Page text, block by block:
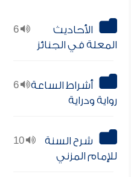
6
الأحاديث
المعلة في الجنائز
6
أشراط الساعة
رواية ودراية
10
شرح السنة
للإمام المزني